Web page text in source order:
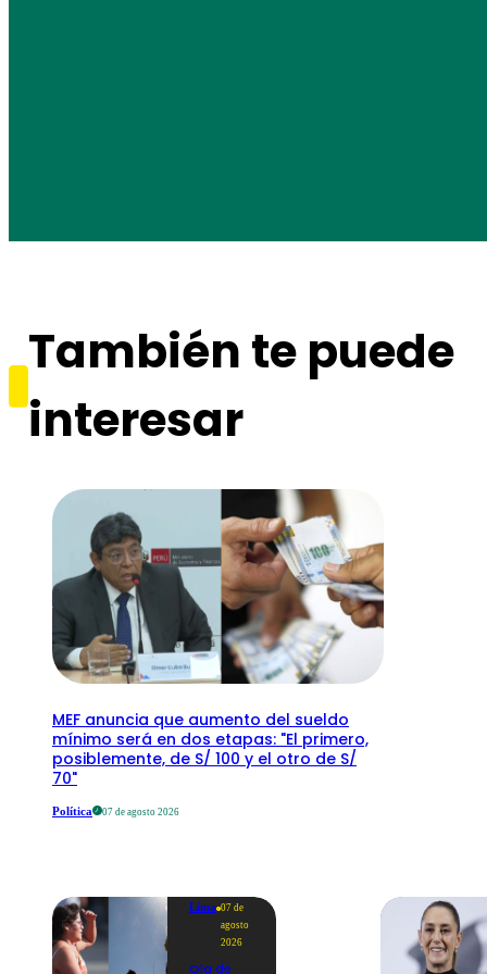
También te puede
interesar
MEF anuncia que aumento del sueldo
mínimo será en dos etapas: "El primero,
posiblemente, de S/ 100 y el otro de S/
70"
Política 07 de agosto 2026
Lima 07 de
agosto
2026
Ola de